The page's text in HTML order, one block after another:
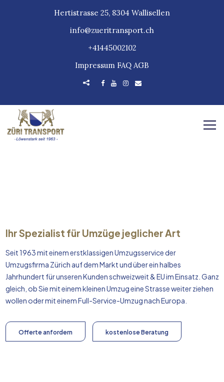
Hertistrasse 25, 8304 Wallisellen
info@zueritransport.ch
+41445002102
Impressum FAQ AGB
Ihr Spezialist für Umzüge jeglicher Art
Seit 1963 mit einem erstklassigen Umzugsservice der
Umzugsfirma Zürich auf dem Markt und über ein halbes
Jahrhundert für unseren Kunden schweizweit & EU im Einsatz. Ganz
gleich, ob Sie mit einem kleinen Umzug eine Strasse weiter ziehen
wollen oder mit einem Full-Service-Umzug nachEuropa
Offerte anfordern kostenlose Beratung